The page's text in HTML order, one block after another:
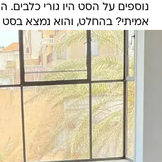
נוספים על הסט היו גורי כלבים.
אמיתי? בהחלט, והוא נמצא בסט